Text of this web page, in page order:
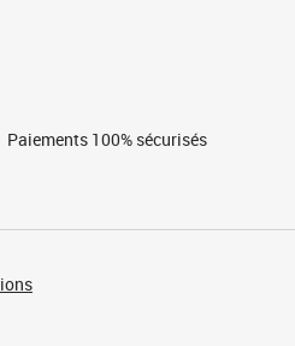
Paiements 100% sécurisés